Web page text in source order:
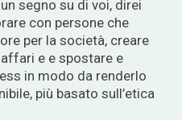
segno su di voi, direi
con persone che
per la società, creare
e e spostare e
in modo da renderlo
più basato sull’etica